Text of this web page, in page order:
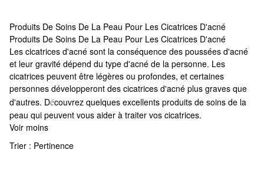
Produits De Soins De La Peau Pour Les Cicatrices D'acné
Produits De Soins De La Peau Pour Les Cicatrices D'acné
Produits De Soins De La Peau Pour Les Cicatrices D'acné
Les cicatrices d'acné sont la conséquence des poussées d'acné
et leur gravité dépend du type d'acné de la personne. Les
cicatrices peuvent être légères ou profondes, et certaines
personnes développeront des cicatrices d'acné plus graves que
d'autres. Découvrez quelques excellents produits de soins de la
peau qui peuvent vous aider à traiter vos cicatrices.
Voir moins
Trier : Pertinence